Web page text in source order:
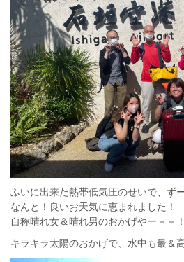
ふいに出来た熱帯低気圧のせいで、ず
なんと！良いお天気に恵まれました！
自称晴れ女＆晴れ男のおかげやー－－！
キラキラ太陽のおかげで、水中も最＆高